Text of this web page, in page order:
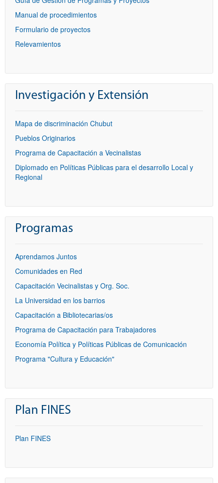
Manual de procedimientos
Formulario de proyectos
Relevamientos
Investigación y Extensión
Mapa de discriminación Chubut
Pueblos Originarios
Programa de Capacitación a Vecinalistas
Diplomado en Políticas Públicas para el desarrollo Local y
Regional
Programas
Aprendamos Juntos
Comunidades en Red
Capacitación Vecinalistas y Org. Soc.
La Universidad en los barrios
Capacitación a Bibliotecarias/os
Programa de Capacitación para Trabajadores
Economía Política y Políticas Públicas de Comunicación
Programa "Cultura y Educación"
Plan FINES
Plan FINES